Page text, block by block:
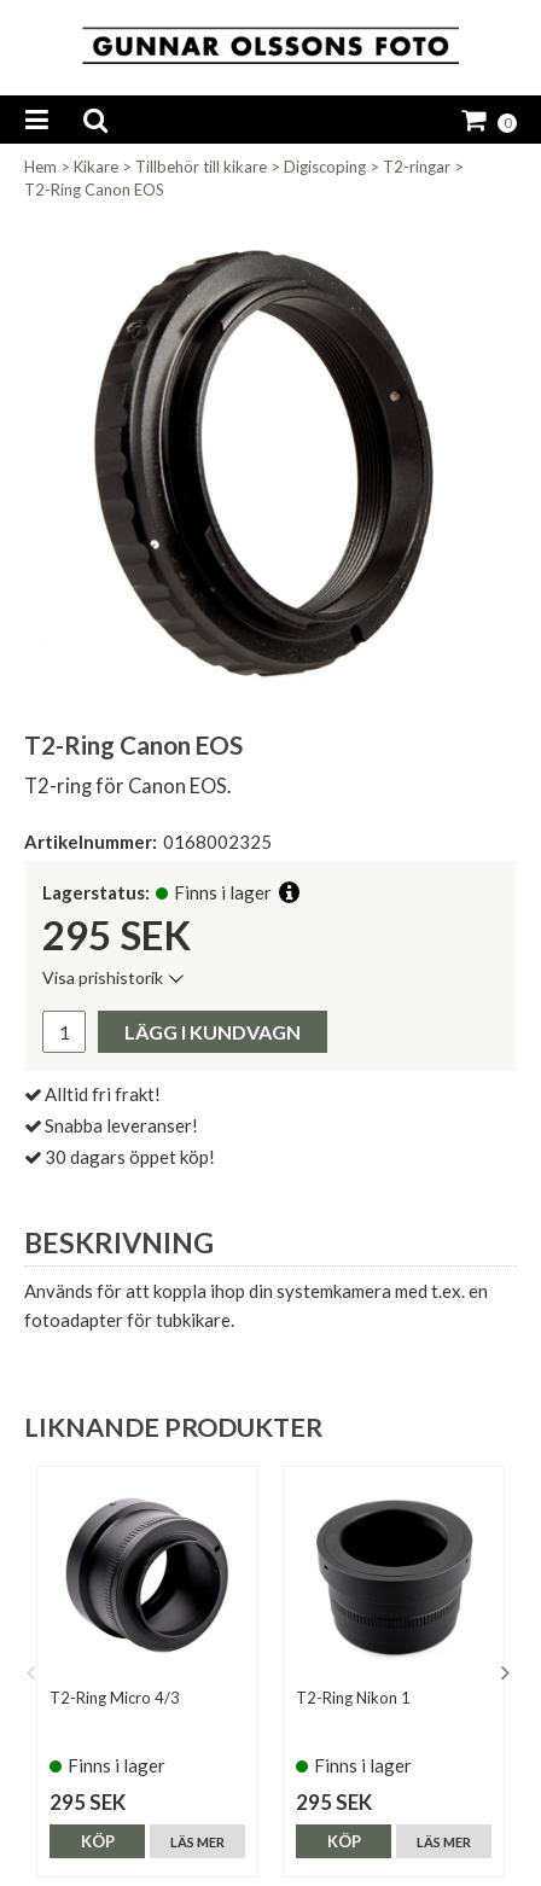
0
Hem > Kikare > Tillbehör till kikare > Digiscoping > T2-ringar >
T2-Ring Canon EOS
T2-Ring Canon EOS
T2-ring för Canon EOS.
Artikelnummer: 0168002325
Lagerstatus: Finns i lager
295 SEK
Visa prishistorik
Pris:
LÄGG I KUNDVAGN
Alltid fri frakt!
Snabba leveranser!
30 dagars öppet köp!
BESKRIVNING
Används för att koppla ihop din systemkamera med t.ex. en
fotoadapter för tubkikare.
LIKNANDE PRODUKTER
T2-Ring Micro 4/3
Finns i lager
295 SEK
LÄS MER
KÖP
T2-Ring Nikon 1
Finns i lager
295 SEK
LÄS MER
KÖP